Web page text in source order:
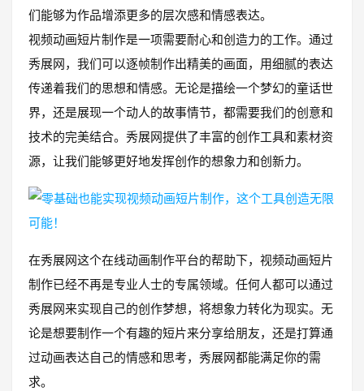
们能够为作品增添更多的层次感和情感表达。
视频动画短片制作是一项需要耐心和创造力的工作。通过
秀展网，我们可以逐帧制作出精美的画面，用细腻的表达
传递着我们的思想和情感。无论是描绘一个梦幻的童话世
界，还是展现一个动人的故事情节，都需要我们的创意和
技术的完美结合。秀展网提供了丰富的创作工具和素材资
源，让我们能够更好地发挥创作的想象力和创新力。
在秀展网这个在线动画制作平台的帮助下，视频动画短片
制作已经不再是专业人士的专属领域。任何人都可以通过
秀展网来实现自己的创作梦想，将想象力转化为现实。无
论是想要制作一个有趣的短片来分享给朋友，还是打算通
过动画表达自己的情感和思考，秀展网都能满足你的需
求。